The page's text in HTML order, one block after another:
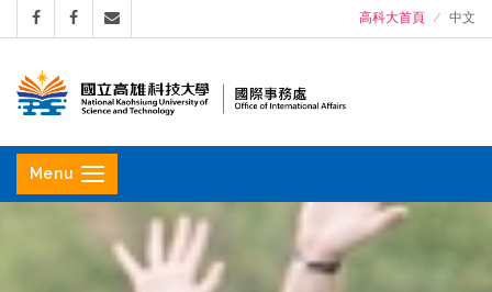
高科大首頁 中文
立
高
Menu